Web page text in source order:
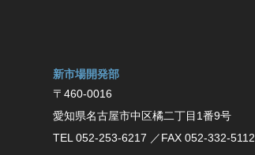
新市場開発部
〒460-0016
愛知県名古屋市中区橘二丁目1番9号
TEL 052-253-6217 ／FAX 052-332-5112